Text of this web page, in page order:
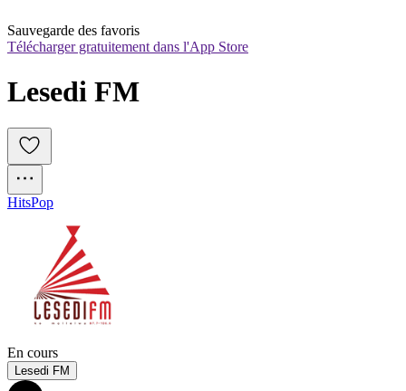
Sauvegarde des favoris
Télécharger gratuitement dans l'App Store
Lesedi FM
HitsPop
En cours
Lesedi FM